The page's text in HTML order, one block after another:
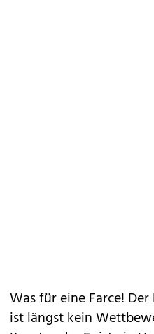
Was für eine Farce!
ist längst kein